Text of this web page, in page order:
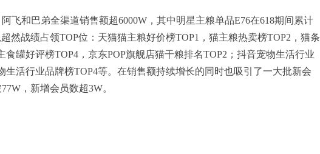
飞和巴弟全渠道销售额超6000W，其中明星主粮单品E76在618期间累计
然战绩占领TOP位：天猫猫主粮好价榜TOP1，猫主粮热卖榜TOP2，猫条
食罐好评榜TOP4，京东POP旗舰店猫干粮排名TOP2；抖音宠物生活行业
生活行业品牌榜TOP4等。在销售额持续增长的同时也吸引了一大批新会
，新增会员数超3W。